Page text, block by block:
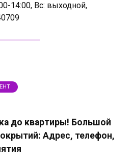
14:00, Вс: выходной,
до квартиры! Большой
Адрес, телефон,